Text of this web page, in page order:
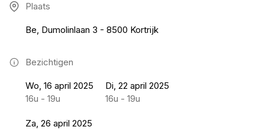
Plaats
Be, Dumolinlaan 3 - 8500 Kortrijk
Bezichtigen
Wo, 16 april 2025
16u - 19u
Di, 22 april 2025
16u - 19u
Za, 26 april 2025